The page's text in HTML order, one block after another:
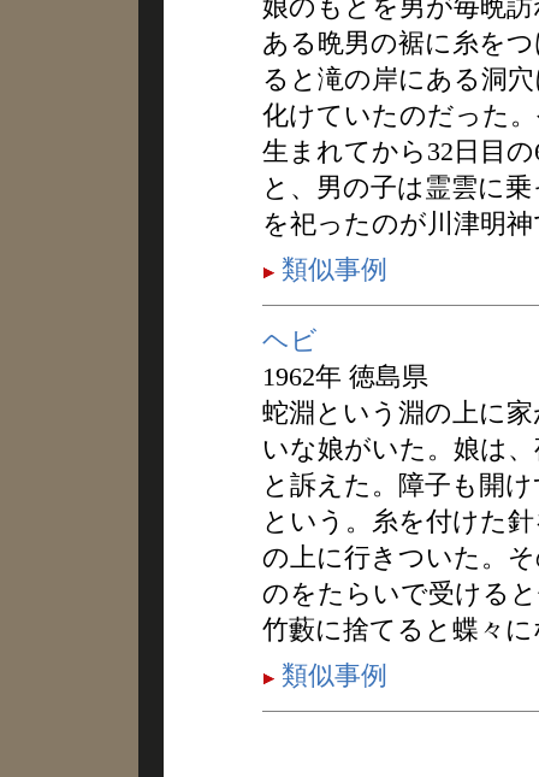
娘のもとを男が毎晩
ある晩男の裾に糸を
ると滝の岸にある洞
化けていたのだった
生まれてから32日目
と、男の子は霊雲に
を祀ったのが川津明
類似事例
ヘビ
1962年 徳島県
蛇淵という淵の上に
いな娘がいた。娘は
と訴えた。障子も開
という。糸を付けた
の上に行きついた。
のをたらいで受ける
竹藪に捨てると蝶々
類似事例